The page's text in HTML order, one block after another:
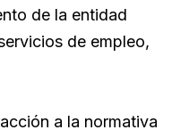
de la entidad
de empleo,
a la normativa